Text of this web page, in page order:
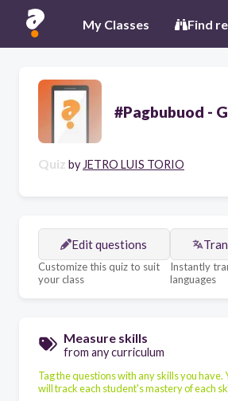
My Classes Find
#Pagbubuod -
Quiz by JETRO LUIS TORIO
Edit questions
Customize this quiz to suit
your class
Instantly
languages
Measure skills
from any curriculum
Tag the questions with any skills you have.
will track each student's mastery of each